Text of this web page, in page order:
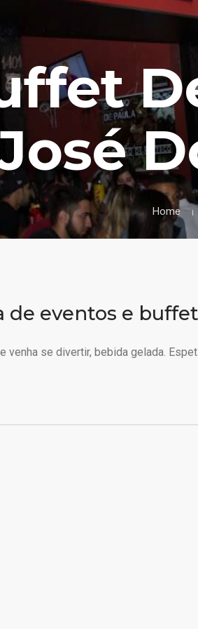
Home
de eventos e buffet
venha se divertir, bebida gelada.